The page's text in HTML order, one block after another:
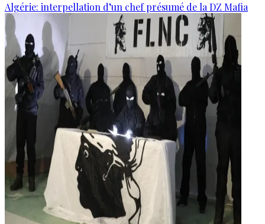
Algérie: interpellation d’un chef présumé de la DZ Mafia